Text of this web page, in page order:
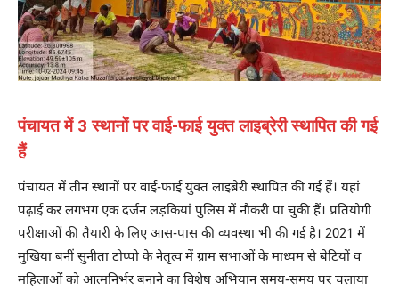
पंचायत में 3 स्थानों पर वाई-फाई युक्त लाइब्रेरी स्थापित की गई
हैं
पंचायत में तीन स्थानों पर वाई-फाई युक्त लाइब्रेरी स्थापित की गई हैं। यहां
पढ़ाई कर लगभग एक दर्जन लड़कियां पुलिस में नौकरी पा चुकी हैं। प्रतियोगी
परीक्षाओं की तैयारी के लिए आस-पास की व्यवस्था भी की गई है। 2021 में
मुखिया बनीं सुनीता टोप्पो के नेतृत्व में ग्राम सभाओं के माध्यम से बेटियों व
महिलाओं को आत्मनिर्भर बनाने का विशेष अभियान समय-समय पर चलाया